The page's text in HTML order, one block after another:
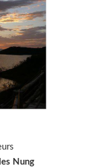
les Nung